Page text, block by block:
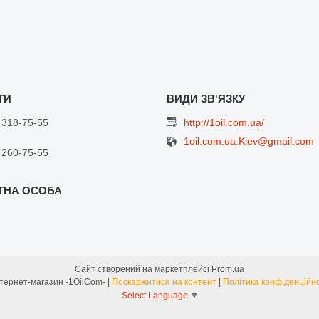
75-55
75-55
http://1oil.com.ua/
1oil.com.ua.Kiev@gmail.com
Сайт створений на маркетплейсі Prom.ua
Поскаржитися на контент
Політика
Select Language ▼